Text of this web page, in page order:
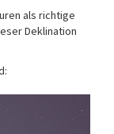
als richtige
Deklination